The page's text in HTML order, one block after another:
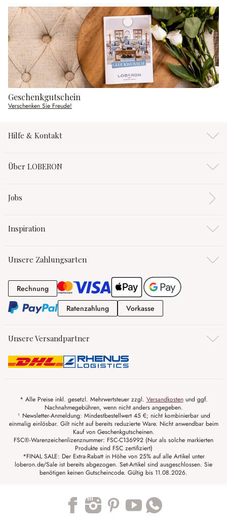
Geschenkgutschein
Verschenken Sie Freude!
Hilfe & Kontakt
Über LOBERON
Jobs
Inspiration
Unsere Zahlungsarten
RechnungRechnung
RatenzahlungRatenzahlung
Vorkasse
Unsere Versandpartner
* Alle Preise inkl. gesetzl. Mehrwertsteuer zzgl. Versandkostenund ggf.
Nachnahmegebühren, wenn nicht anders angegeben.
¹ Newsletter-Anmeldung: Mindestbestellwert 45 €; nicht kombinierbar und
einmalig einlösbar. Gilt nicht auf bereits reduzierte Ware. Nicht anwendbar beim
Kauf von Geschenkgutscheinen.
FSC®-Warenzeichenlizenznummer: FSC-C136992 (Nur als solche markierten
Produkte sind FSC zertifiziert)
*FINAL SALE: Der Extra-Rabatt in Höhe von 25% auf alle Artikel unter
loberon.de/Sale ist bereits abgezogen. Set-Artikel sind ausgeschlossen. Sie
benötigen keinen Gutscheincode. Gültig bis 11.08.2026.